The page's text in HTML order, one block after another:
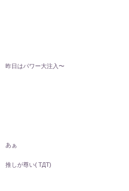
昨日はパワー大注入〜
あぁ
推しが尊い( TДT)